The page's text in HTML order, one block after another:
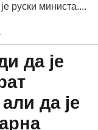
руски министа....
да је
да је